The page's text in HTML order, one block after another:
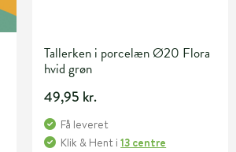
Tallerken i porcelæn Ø20 Flora
hvid grøn
49,95 kr.
Få leveret
Klik & Hent i13 centre